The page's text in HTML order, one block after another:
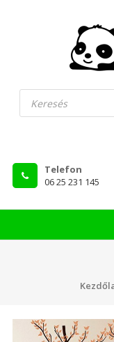
falmatrica
Products
search
Telefon
06 25 231 145